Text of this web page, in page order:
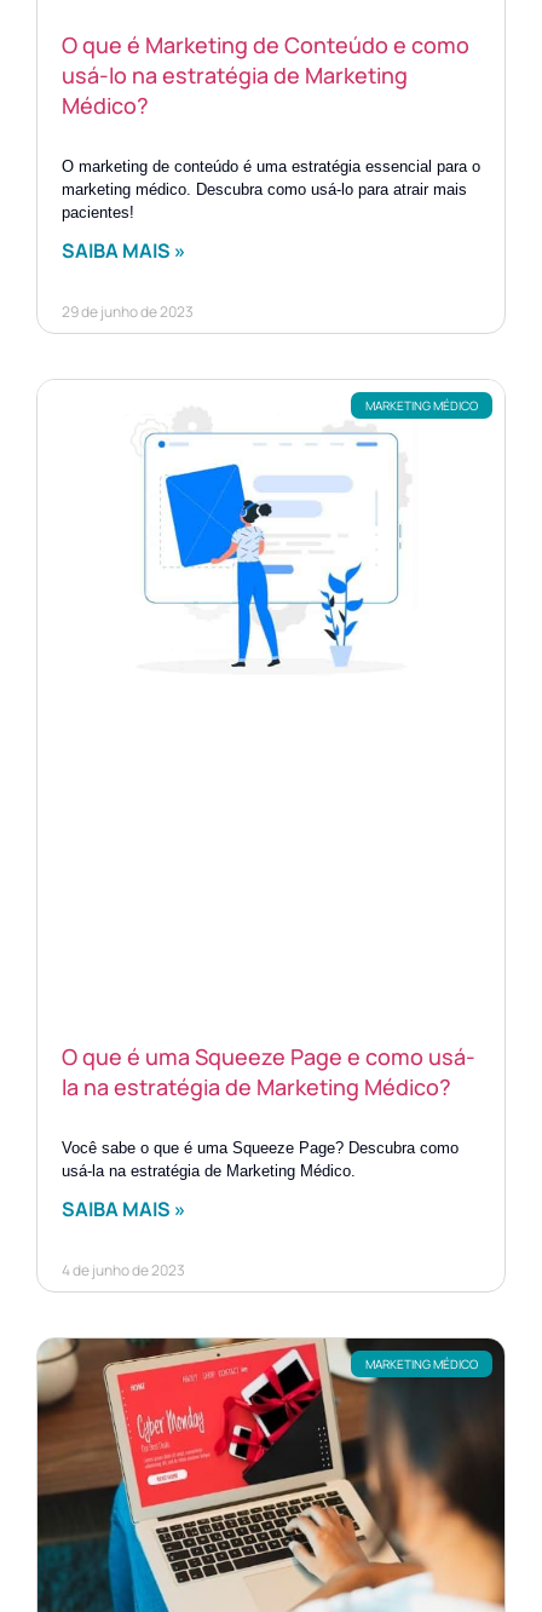
O que é Marketing de Conteúdo e como
usá-lo na estratégia de Marketing
Médico?
O marketing de conteúdo é uma estratégia essencial para o
marketing médico. Descubra como usá-lo para atrair mais
pacientes!
SAIBA MAIS »
29 de junho de 2023
MARKETING MÉDICO
O que é uma Squeeze Page e como usá-
la na estratégia de Marketing Médico?
Você sabe o que é uma Squeeze Page? Descubra como
usá-la na estratégia de Marketing Médico.
SAIBA MAIS »
4 de junho de 2023
MARKETING MÉDICO